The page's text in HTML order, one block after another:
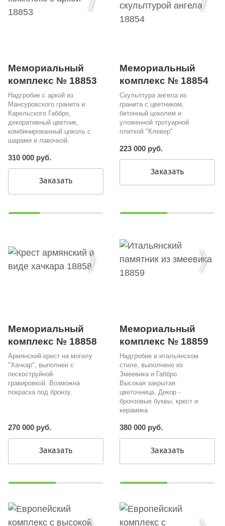
Мемориальный
комплекс № 18853
Надгробие с аркой из
Мансуровского гранита и
Карельского Габбро,
декоративный цветник,
комбинированный цоколь с
шарами и лавочкой.
310 000 руб.
Заказать
Мемориальный
комплекс № 18854
Скульптура ангела из
гранита с цветником,
бетонный цоколем и
уложенной тротуарной
плиткой "Клевер"
223 000 руб.
Заказать
Мемориальный
комплекс № 18858
Армянский крест на могилу
"Хачкар", выполнен с
пескоструйной
гравировкой. Возможна
покраска под бронзу.
270 000 руб.
Заказать
Мемориальный
комплекс № 18859
Надгробие в итальянском
стиле, выполнено из
Змеевика и Габбро.
Высокая закрытая
цветочница. Декор -
бронзовые буквы, крест и
керамика
380 000 руб.
Заказать